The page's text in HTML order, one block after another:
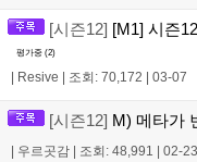
[시즌12] [M1] 시즌
평가중 (2)
| Resive | 조회: 70,172 | 03-07
[시즌12] M) 메타가
| 우르곳감 | 조회: 48,991 | 02-23